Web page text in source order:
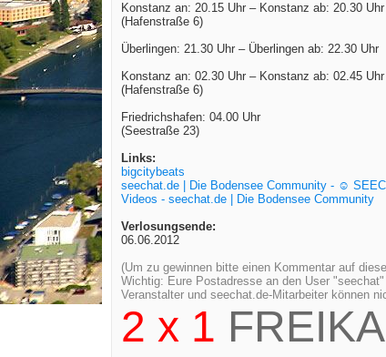
Konstanz an: 20.15 Uhr – Konstanz ab: 20.30 Uhr
(Hafenstraße 6)
Überlingen: 21.30 Uhr – Überlingen ab: 22.30 Uhr
Konstanz an: 02.30 Uhr – Konstanz ab: 02.45 Uhr
(Hafenstraße 6)
Friedrichshafen: 04.00 Uhr
(Seestraße 23)
Links:
bigcitybeats
seechat.de | Die Bodensee Community - ☺
Videos - seechat.de | Die Bodensee Community
Verlosungsende:
06.06.2012
(Um zu gewinnen bitte einen Kommentar auf
Wichtig: Eure Postadresse an den User
Veranstalter und seechat.de-Mitarbeiter können
2 x 1